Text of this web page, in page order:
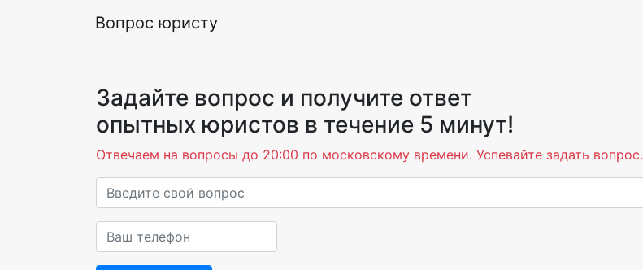
Вопрос юристу
Задайте вопрос и получите ответ
опытных юристов в течение 5 минут!
Отвечаем на вопросы до 20:00 по московскому времени. Успевайте задать вопрос.